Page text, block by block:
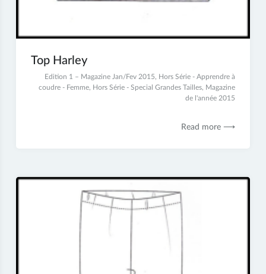
Top Harley
juin
Edition 1 – Magazine Jan/Fev 2015, Hors Série - Apprendre à
coudre - Femme, Hors Série - Special Grandes Tailles, Magazine
de l'année 2015
Read more ⟶